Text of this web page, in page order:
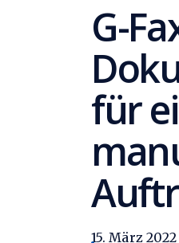
G-
für
15. März 2022